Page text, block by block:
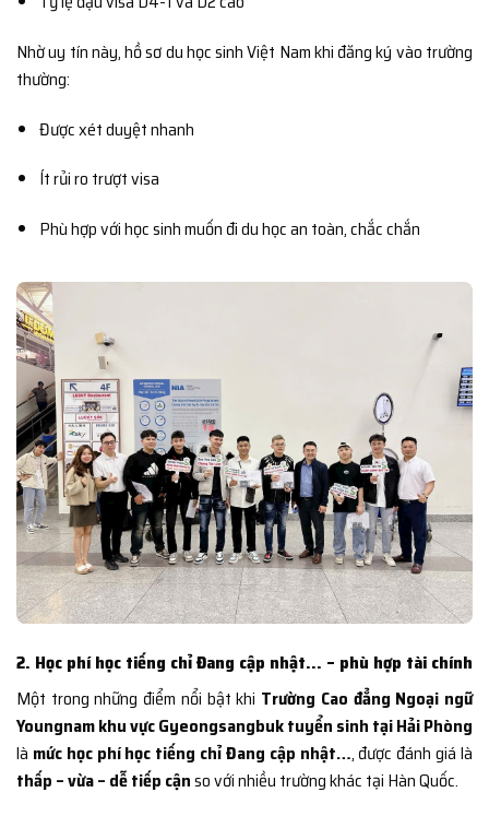
Nhờ uy tín này, hồ sơ du học sinh Việt Nam khi đăng ký vào trường
thường:
Được xét duyệt nhanh
Ít rủi ro trượt visa
Phù hợp với học sinh muốn đi du học an toàn, chắc chắn
2. Học phí học tiếng chỉ Đang cập nhật… – phù hợp tài chính
Một trong những điểm nổi bật khi Trường Cao đẳng Ngoại ngữ
Youngnam khu vực Gyeongsangbuk tuyển sinh tại Hải Phòng
là mức học phí học tiếng chỉ Đang cập nhật…, được đánh giá là
thấp – vừa – dễ tiếp cậnso với nhiều trường khác tại Hàn Quốc.